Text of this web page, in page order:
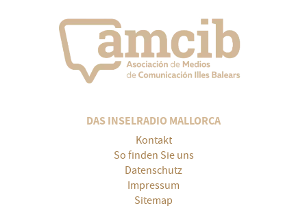
DAS INSELRADIO MALLORCA
Kontakt
So finden Sie uns
Datenschutz
Impressum
Sitemap